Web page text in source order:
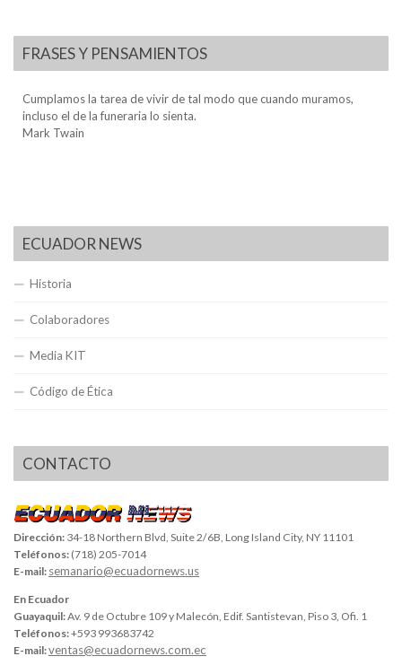
FRASES Y PENSAMIENTOS
Cumplamos la tarea de vivir de tal modo que cuando muramos,
incluso el de la funeraria lo sienta.
Mark Twain
ECUADOR NEWS
Historia
Colaboradores
Media KIT
Código de Ética
CONTACTO
Dirección: 34-18 Northern Blvd, Suite 2/6B, Long Island City, NY 11101
Teléfonos: (718) 205-7014
E-mail: semanario@ecuadornews.us
En Ecuador
Guayaquil:Av. 9 de Octubre 109 y Malecón, Edif. Santistevan, Piso 3, Ofi. 1
Teléfonos:+593 993683742
E-mail:ventas@ecuadornews.com.ec